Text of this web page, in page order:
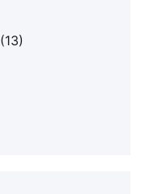
(13)